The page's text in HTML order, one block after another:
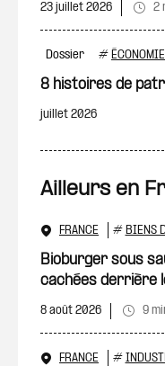
23 juillet 2026 2
Dossier # ÉCONOMIE
8 histoires de
juillet 2026
Ailleurs en
FRANCE # BIENS
Bioburger sous
cachées derrière
8 août 2026 9
FRANCE #